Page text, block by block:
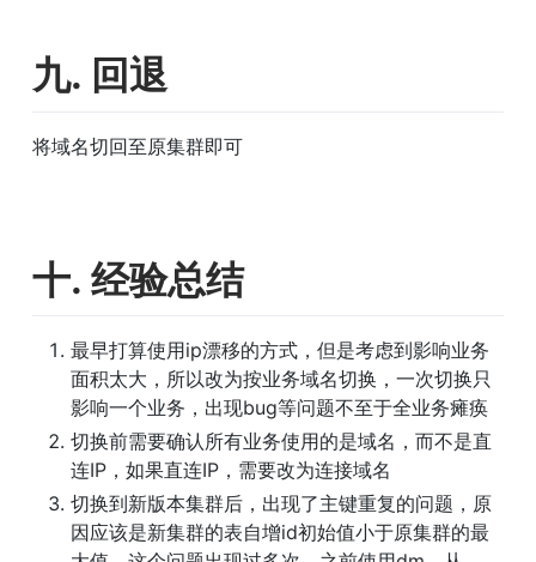
九. 回退
将域名切回至原集群即可
十. 经验总结
最早打算使用ip漂移的方式，但是考虑到影响业务
面积太大，所以改为按业务域名切换，一次切换只
影响一个业务，出现bug等问题不至于全业务瘫痪
切换前需要确认所有业务使用的是域名，而不是直
连IP，如果直连IP，需要改为连接域名
切换到新版本集群后，出现了主键重复的问题，原
因应该是新集群的表自增id初始值小于原集群的最